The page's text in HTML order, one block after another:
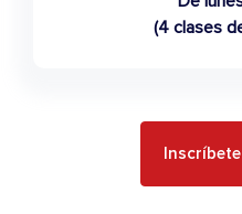
(4 clases